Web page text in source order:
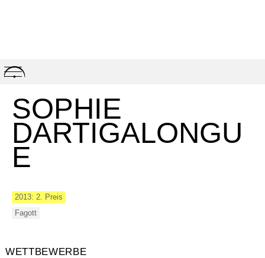
Skip
to
SOPHIE
DARTIGALONGU
E
2013: 2. Preis
Fagott
WETTBEWERBE